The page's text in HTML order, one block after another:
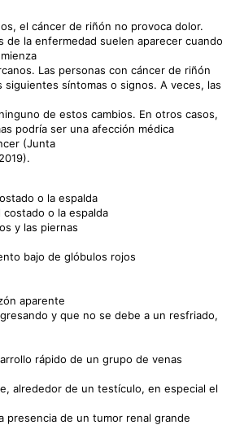
el cáncer de riñón no provoca dolor.
de la enfermedad suelen aparecer cuando
Las personas con cáncer de riñón
siguientes síntomas o signos. A veces, las
de estos cambios. En otros casos,
podría ser una afección médica
(Junta
o la espalda
costado o la espalda
y las piernas
bajo de glóbulos rojos
aparente
y que no se debe a un resfriado,
rápido de un grupo de venas
alrededor de un testículo, en especial el
presencia de un tumor renal grande